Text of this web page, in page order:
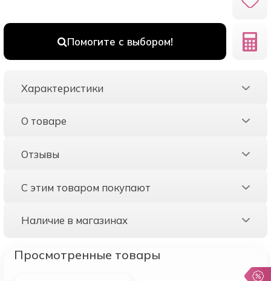
Помогите с выбором!
Характеристики
О товаре
Отзывы
С этим товаром покупают
Наличие в магазинах
Просмотренные товары